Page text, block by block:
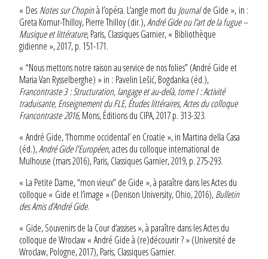
« Des Notes sur Chopinà l’opéra. L’angle mort du Journalde Gide », in :
Greta Komur-Thilloy, Pierre Thilloy (dir.),André Gide ou l’art de la fugue –
Musique et littérature, Paris, Classiques Garnier, « Bibliothèque
gidienne », 2017, p. 151-171.
« “Nous mettons notre raison au service de nos folies” (André Gide et
Maria Van Rysselberghe) » in : Pavelin Lešić, Bogdanka (éd.),
Francontraste 3 : Structuration, langage et au-delà, tome I : Activité
traduisante, Enseignement du FLE, Études littéraires, Actes du colloque
Francontraste 2016,Mons, Éditions du CIPA, 2017 p. 313-323.
« André Gide, ‘l’homme occidental’ en Croatie », in Martina della Casa
(éd.),André Gide l'Européen, actes du colloque international de
Mulhouse (mars 2016), Paris, Classiques Garnier, 2019, p. 275-293.
« La Petite Dame, “mon vieux” de Gide », à paraître dans les Actes du
colloque « Gide et l’image » (Denison University, Ohio, 2016),Bulletin
des Amis d’André Gide.
« Gide, Souvenirs de la Cour d’assises », à paraître dans les Actes du
colloque de Wroclaw « André Gide à (re)découvrir ? » (Université de
Wroclaw, Pologne, 2017), Paris, Classiques Garnier.